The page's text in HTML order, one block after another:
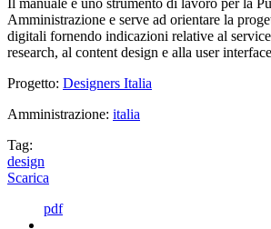
Il manuale è uno strumento di lavoro per la
Amministrazione e serve ad orientare la
digitali fornendo indicazioni relative al
research, al content design e alla user
Progetto: Designers Italia
Amministrazione: italia
Tag:
design
Scarica
pdf